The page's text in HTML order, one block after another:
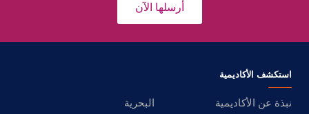
أرسلها الآن
استكشف الأكاديمية
نبذة عن الأكاديمية
البحرية